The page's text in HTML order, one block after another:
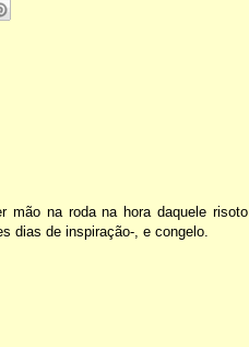
mão na roda na hora daquele risoto
dias de inspiração-, e congelo.